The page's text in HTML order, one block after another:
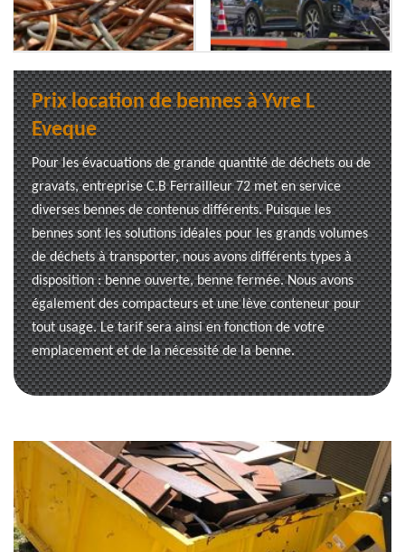
Prix location de bennes à Yvre L
Eveque
Pour les évacuations de grande quantité de déchets ou de
gravats, entreprise C.B Ferrailleur 72 met en service
diverses bennes de contenus différents. Puisque les
bennes sont les solutions idéales pour les grands volumes
de déchets à transporter, nous avons différents types à
disposition : benne ouverte, benne fermée. Nous avons
également des compacteurs et une lève conteneur pour
tout usage. Le tarif sera ainsi en fonction de votre
emplacement et de la nécessité de la benne.